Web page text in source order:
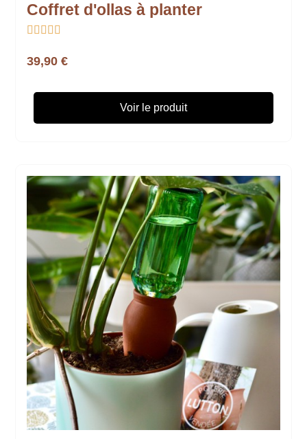
Coffret d'ollas à planter
    
39,90 €
Voir le produit